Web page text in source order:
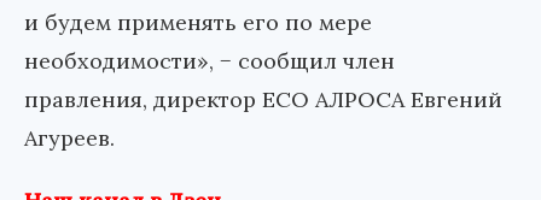
и будем применять его по мере
необходимости», − сообщил член
правления, директор ЕСО АЛРОСА Евгений
Агуреев.